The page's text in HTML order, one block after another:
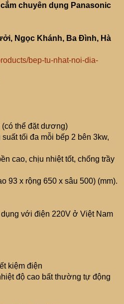
chuyên dụng Panasonic
Ngọc Khánh, Ba Đình, Hà
bep-tu-nhat-noi-dia-
thể đặt dương)
tối đa mỗi bếp 2 bên 3kw,
cao, chịu nhiệt tốt, chống trầy
93 x rộng 650 x sâu 500) (mm).
với điện 220V ở Việt Nam
kiệm điện
độ cao bất thường tự động